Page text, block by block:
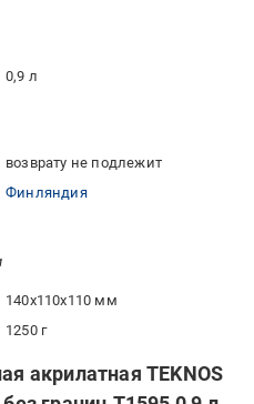
0,9 л
возврату не подлежит
Финляндия
140x110x110 мм
1250 г
акрилатная TEKNOS